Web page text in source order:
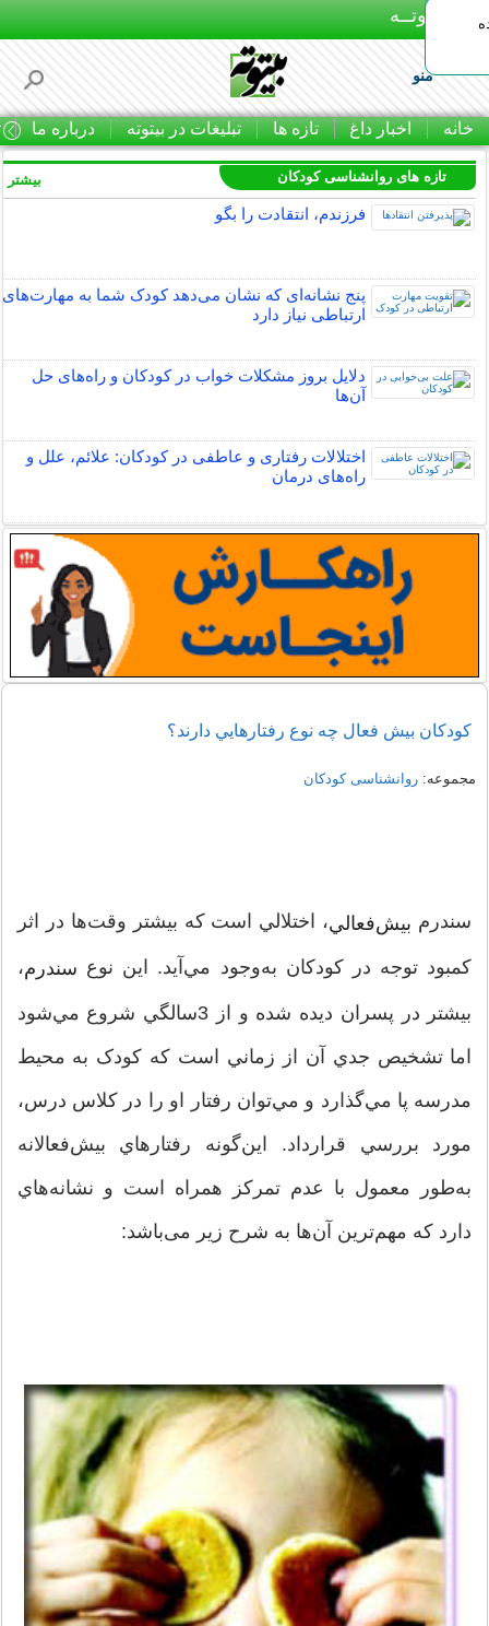
بـیتوتــه
منو
خانه اخبار داغ تازه ها تبلیغات در بیتوته درباره ما
تازه های روانشناسی کودکان
فرزندم، انتقادت را بگو
پنج نشانه‌ای که نشان می‌دهد کودک شما به مهارت‌های
ارتباطی نیاز دارد
دلایل بروز مشکلات خواب در کودکان و راه‌های حل
آن‌ها
اختلالات رفتاری و عاطفی در کودکان: علائم، علل و
راه‌های درمان
بیشتر
كودكان بيش ‌فعال‌ چه نوع رفتارهايي دارند؟
مجموعه:روانشناسی کودکان
سندرم بيش‌فعالي، ‌اختلالي است كه بيشتر وقت‌ها در اثر
كمبود توجه در كودكان به‌وجود مي‌آيد. اين نوع سندرم،
بيشتر در پسر‌ان ديده شده و از 3سالگي شروع مي‌شود
اما تشخيص جدي آن از زماني است كه کودک به محيط
مدرسه پا مي‌گذارد و مي‌توان رفتار او را در كلاس درس،
مورد بررسي قرار‌داد. اين‌گونه رفتارهاي بيش‌فعالانه
‌به‌طور معمول با عدم تمركز همراه است و نشانه‌هاي
دارد كه مهم‌ترين آن‌ها به شرح زير می‌باشد: